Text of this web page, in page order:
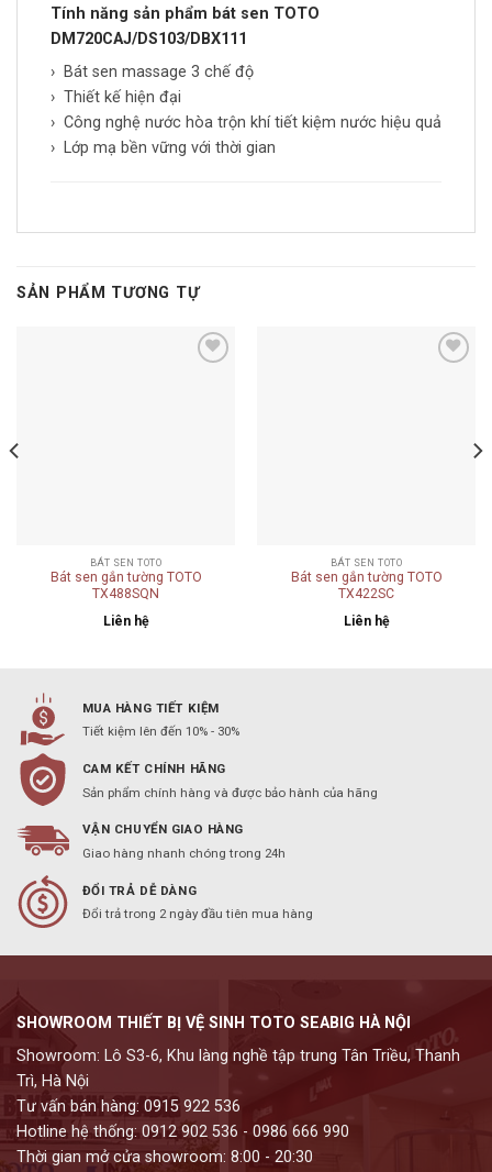
Tính năng sản phẩm bát sen TOTO
DM720CAJ/DS103/DBX111
› Bát sen massage 3 chế độ
› Thiết kế hiện đại
› Công nghệ nước hòa trộn khí tiết kiệm nước hiệu quả
› Lớp mạ bền vững với thời gian
SẢN PHẨM TƯƠNG TỰ
BÁT SEN TOTO
Bát sen gắn tường TOTO
TX488SQN
Liên hệ
BÁT SEN TOTO
Bát sen gắn tường TOTO
TX422SC
Liên hệ
MUA HÀNG TIẾT KIỆM
Tiết kiệm lên đến 10% - 30%
CAM KẾT CHÍNH HÃNG
Sản phẩm chính hàng và được bảo hành của hãng
VẬN CHUYỂN GIAO HÀNG
Giao hàng nhanh chóng trong 24h
ĐỔI TRẢ DỄ DÀNG
Đổi trả trong 2 ngày đầu tiên mua hàng
SHOWROOM THIẾT BỊ VỆ SINH TOTO SEABIG HÀ NỘI
Showroom: Lô S3-6, Khu làng nghề tập trung Tân Triều, Thanh
Trì, Hà Nội
Tư vấn bán hàng: 0915 922 536
Hotline hệ thống: 0912 902 536 - 0986 666 990
Thời gian mở cửa showroom: 8:00 - 20:30